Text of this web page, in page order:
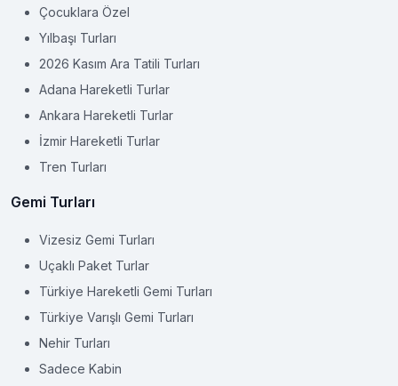
Çocuklara Özel
Yılbaşı Turları
2026 Kasım Ara Tatili Turları
Adana Hareketli Turlar
Ankara Hareketli Turlar
İzmir Hareketli Turlar
Tren Turları
Gemi Turları
Vizesiz Gemi Turları
Uçaklı Paket Turlar
Türkiye Hareketli Gemi Turları
Türkiye Varışlı Gemi Turları
Nehir Turları
Sadece Kabin